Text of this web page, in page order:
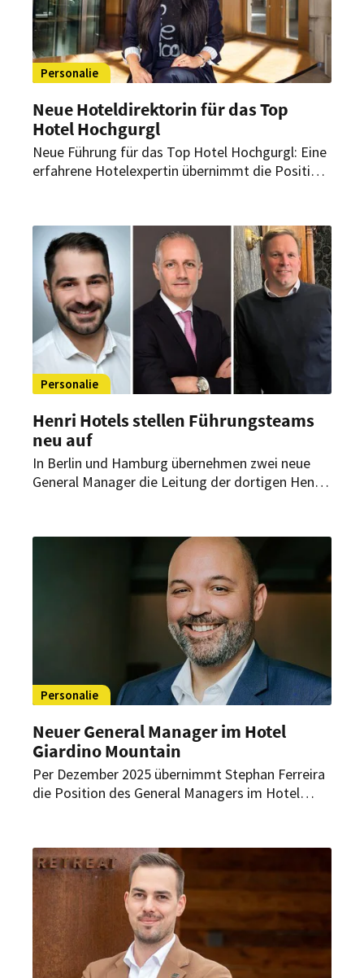
Personalie
Neue Hoteldirektorin für das Top
Hotel Hochgurgl
Neue Führung für das Top Hotel Hochgurgl: Eine
erfahrene Hotelexpertin übernimmt die Position
stärken, nachhaltige Ansätze weiterentwickeln
und das Profil des Hauses im Premiumsegment
gezielt schärfen.
Personalie
Henri Hotels stellen Führungsteams
neu auf
In Berlin und Hamburg übernehmen zwei neue
General Manager die Leitung der dortigen Henri-
Beförderung.
Personalie
Neuer General Manager im Hotel
Giardino Mountain
Per Dezember 2025 übernimmt Stephan Ferreira
die Position des General Managers im Hotel
erfahrene Führungspersönlichkeit, die für
persönliche Gastfreundschaft, Qualität und eine
klare operative Ausrichtung steht.